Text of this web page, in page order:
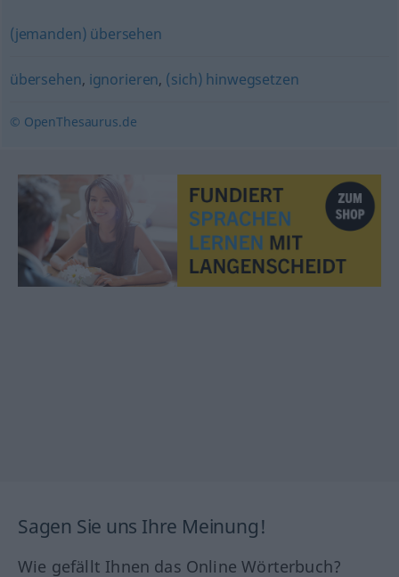
(jemanden) übersehen
übersehen, ignorieren, (sich) hinwegsetzen
© OpenThesaurus.de
Sagen Sie uns Ihre Meinung!
Wie gefällt Ihnen das Online Wörterbuch?